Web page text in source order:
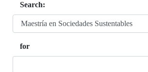
Search:
for